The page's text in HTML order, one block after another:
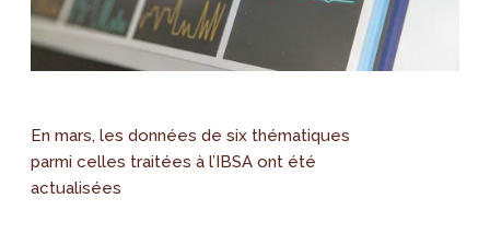
En mars, les données de six thématiques
parmi celles traitées à l’IBSA ont été
actualisées